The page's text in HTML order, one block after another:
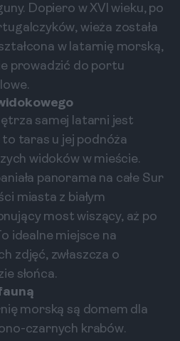
Dopiero w XVI wieku, po
wieża została
w latarnię morską,
prowadzić do portu
samej latarni jest
taras u jej podnóża
widoków w mieście.
panorama na całe Sur
miasta z białym
most wiszący, aż po
idealne miejsce na
zdjęć, zwłaszcza o
słońca.
morską są domem dla
czarnych krabów.